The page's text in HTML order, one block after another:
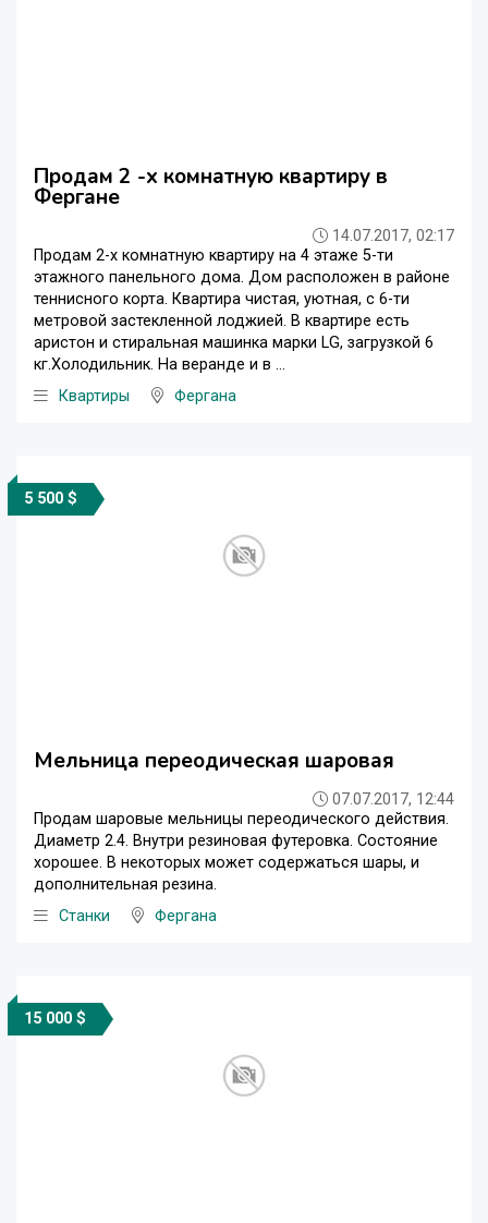
Продам 2 -х комнатную квартиру в
Фергане
14.07.2017, 02:17
Продам 2-х комнатную квартиру на 4 этаже 5-ти
этажного панельного дома. Дом расположен в районе
теннисного корта. Квартира чистая, уютная, с 6-ти
метровой застекленной лоджией. В квартире есть
аристон и стиральная машинка марки LG, загрузкой 6
кг.Холодильник. На веранде и в ...
Квартиры
Фергана
5 500 $
Мельница переодическая шаровая
07.07.2017, 12:44
Продам шаровые мельницы переодического действия.
Диаметр 2.4. Внутри резиновая футеровка. Состояние
хорошее. В некоторых может содержаться шары, и
дополнительная резина.
Станки
Фергана
15 000 $